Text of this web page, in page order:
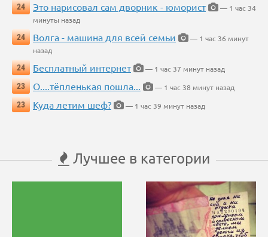
24
Это нарисовал сам дворник - юморист
— 1 час 34
минуты назад
24
Волга - машина для всей семьи
— 1 час 36 минут
назад
24
Бесплатный интернет
— 1 час 37 минут назад
23
О....тёпленькая пошла...
— 1 час 38 минут назад
23
Куда летим шеф? — 1 час 39 минут назад
Лучшее в категории